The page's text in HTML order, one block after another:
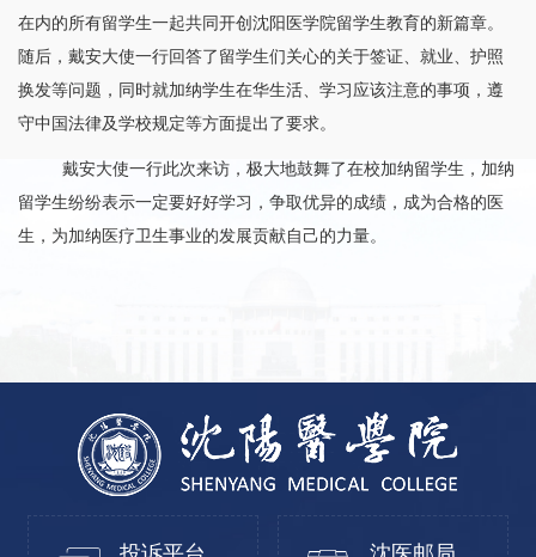
在内的所有留学生一起共同开创沈阳医学院留学生教育的新篇章。
随后，戴安大使一行回答了留学生们关心的关于签证、就业、护照
换发等问题，同时就加纳学生在华生活、学习应该注意的事项，遵
守中国法律及学校规定等方面提出了要求。
戴安大使一行此次来访，极大地鼓舞了在校加纳留学生，加纳
留学生纷纷表示一定要好好学习，争取优异的成绩，成为合格的医
生，为加纳医疗卫生事业的发展贡献自己的力量。